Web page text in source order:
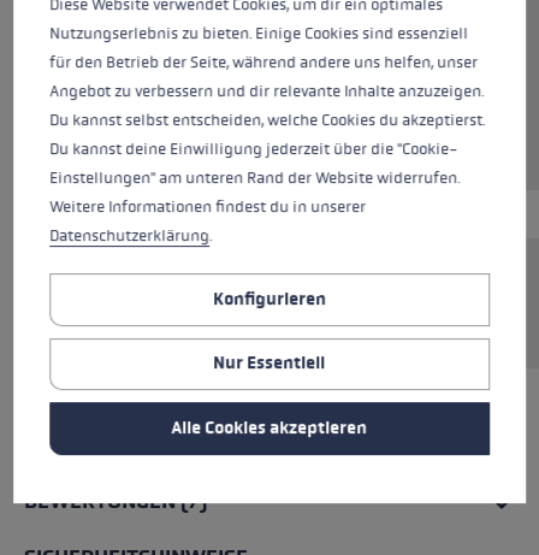
Farben black-white
Nordic Walking Stocktasche zum
Transportieren und Verstauen der Stöcke.
ALLE EIGENSCHAFTEN
BEWERTUNGEN (7)
Diese Website verwendet Cookies, um dir ein optimales
Nutzungserlebnis zu bieten. Einige Cookies sind essenziell
für den Betrieb der Seite, während andere uns helfen, unser
Angebot zu verbessern und dir relevante Inhalte anzuzeigen.
Du kannst selbst entscheiden, welche Cookies du akzeptierst.
Du kannst deine Einwilligung jederzeit über die "Cookie-
Einstellungen" am unteren Rand der Website widerrufen.
Weitere Informationen findest du in unserer
Datenschutzerklärung.
Konfigurieren
Nur Essentiell
Alle Cookies akzeptieren